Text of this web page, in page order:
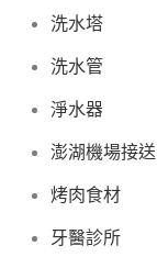
洗水塔
洗水管
淨水器
澎湖機場接送
烤肉食材
牙醫診所